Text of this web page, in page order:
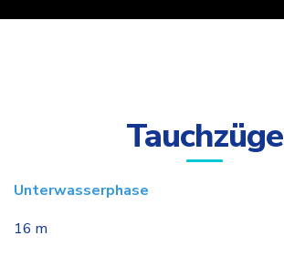
Tauchzüge
Unterwasserphase
16 m